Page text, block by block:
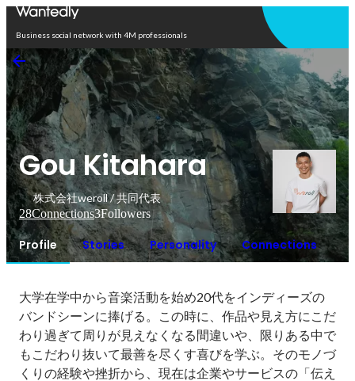
Business social network with 4M professionals
Gou Kitahara
株式会社weroll / 共同代表
28Connections3Followers
Profile Stories Personality Connections
大学在学中から音楽活動を始め20代をインディーズの
バンドシーンに捧げる。この時に、作品や見え方にこだ
わり過ぎて周りが見えなくなる間違いや、限りある中で
もこだわり抜いて最善を尽くす喜びを学ぶ。そのモノづ
くりの経験や挫折から、現在は企業やサービスの「伝え